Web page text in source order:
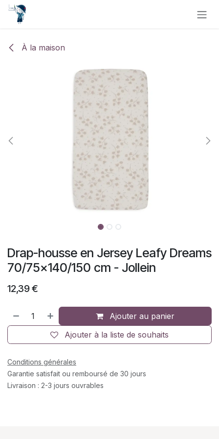
Se rendre au contenu
À la maison
Drap-housse en Jersey Leafy Dreams
70/75x140/150 cm - Jollein
12,39€
Ajouter au panier
Ajouter à la liste de souhaits
Conditions générales
Garantie satisfait ou remboursé de 30 jours
Livraison : 2-3 jours ouvrables